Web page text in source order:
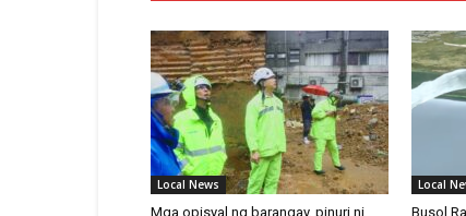
Local News
Mga opisyal ng barangay, pinuri ni
Local
Busol